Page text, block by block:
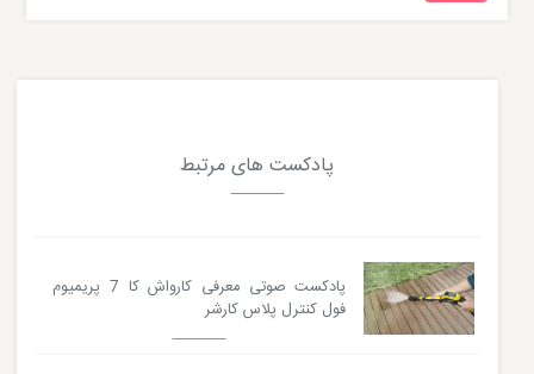
پادکست های مرتبط
پادکست صوتی معرفی کارواش کا 7 پریمیوم
فول کنترل پلاس کارشر